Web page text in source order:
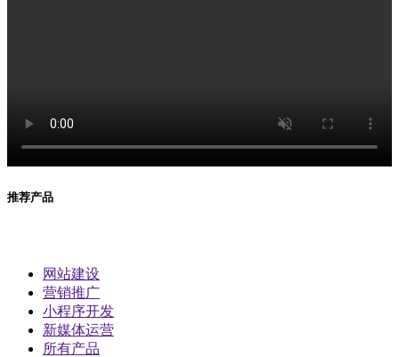
推荐产品
网站建设
营销推广
小程序开发
新媒体运营
所有产品